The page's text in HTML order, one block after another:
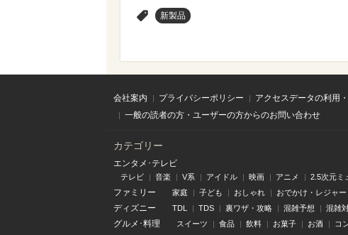
新製品
会社案内 プライバシーポリシー アクセスデータの利用
一般の読者の方・ユーザーの方からのお問い合わせ
カテゴリー
エンタメ･テレビ
テレビ 音楽 V系 アイドル 映画 アニメ 2.5次元ミ
ファミリー 家庭 子ども おしゃれ おでかけ・レジャー
ディズニー TDL TDS 裏ワザ・攻略 混雑予想 混雑
グルメ･料理 スイーツ 食品 飲料 お菓子 お酒 コ